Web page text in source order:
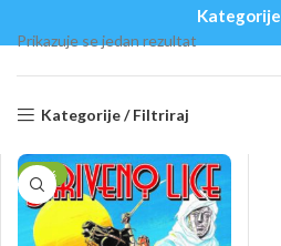
Kategorije
Prikazuje se jedan rezultat
Kategorije / Filtriraj
-10%